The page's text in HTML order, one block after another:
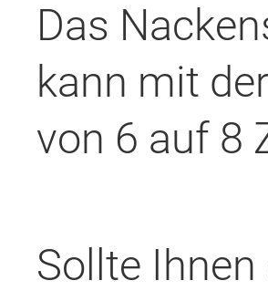
Das
kann mit
von 6 auf 8
Sollte